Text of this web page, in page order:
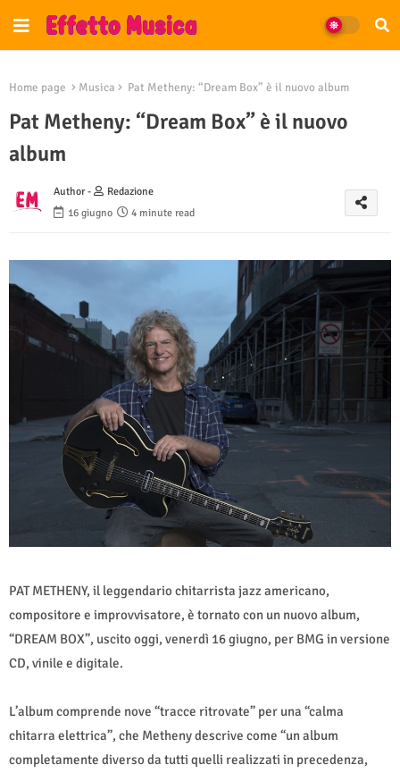
Home page Musica Pat Metheny: “Dream Box” è il nuovo album
Pat Metheny: “Dream Box” è il nuovo
album
Author -
Redazione
16 giugno
4 minute read
PAT METHENY, il leggendario chitarrista jazz americano,
compositore e improvvisatore, è tornato con un nuovo album,
“DREAM BOX”, uscito oggi, venerdì 16 giugno, per BMG in versione
CD, vinile e digitale.
L’album comprende nove “tracce ritrovate” per una “calma
chitarra elettrica”, che Metheny descrive come “un album
completamente diverso da tutti quelli realizzati in precedenza,